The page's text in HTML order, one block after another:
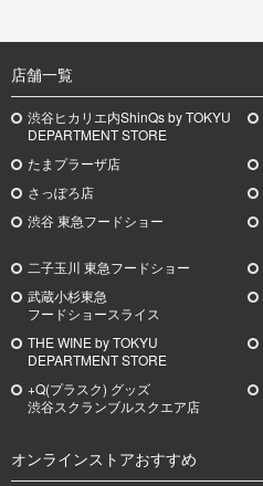
店舗一覧
渋谷ヒカリエ内ShinQs by TOKYU
DEPARTMENT STORE
たまプラーザ店
さっぽろ店
渋谷 東急フードショー
二子玉川 東急フードショー
武蔵小杉東急
フードショースライス
THE WINE by TOKYU
DEPARTMENT STORE
+Q(プラスク) グッズ
渋谷スクランブルスクエア店
オンラインストアおすすめ